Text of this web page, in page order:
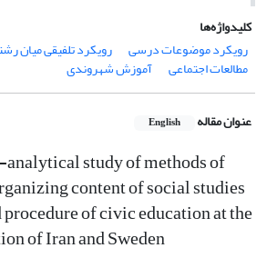
کلیدواژه‌ها
رویکرد موضوعات درسی
رویکرد تلفیقی میان
مطالعات اجتماعی آموزش شهروندی
عنوان مقاله English
study of methods of
content of social studies
of civic education at the
of Iran and Sweden